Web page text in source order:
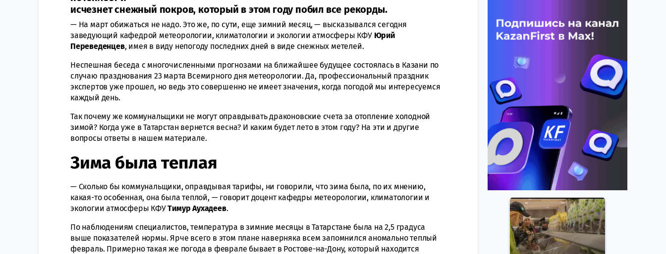
исчезнет снежный покров, который в этом году побил все рекорды.
— На март обижаться не надо. Это же, по сути, еще зимний месяц, — высказывался сегодня
заведующий кафедрой метеорологии, климатологии и экологии атмосферы КФУ Юрий
Переведенцев, имея в виду непогоду последних дней в виде снежных метелей.
Неспешная беседа с многочисленными прогнозами на ближайшее будущее состоялась в Казани по
случаю празднования 23 марта Всемирного дня метеорологии. Да, профессиональный праздник
экспертов уже прошел, но ведь это совершенно не имеет значения, когда погодой мы интересуемся
каждый день.
Так почему же коммунальщики не могут оправдывать драконовские счета за отопление холодной
зимой? Когда уже в Татарстан вернется весна? И каким будет лето в этом году? На эти и другие
вопросы ответы в нашем материале.
Зима была теплая
— Сколько бы коммунальщики, оправдывая тарифы, ни говорили, что зима была, по их мнению,
какая-то особенная, она была теплой, — говорит доцент кафедры метеорологии, климатологии и
экологии атмосферы КФУТимур Аухадеев.
По наблюдениям специалистов, температура в зимние месяцы в Татарстане была на 2,5 градуса
выше показателей нормы. Ярче всего в этом плане наверняка всем запомнился аномально теплый
февраль. Примерно такая же погода в феврале бывает в Ростове-на-Дону, который находится